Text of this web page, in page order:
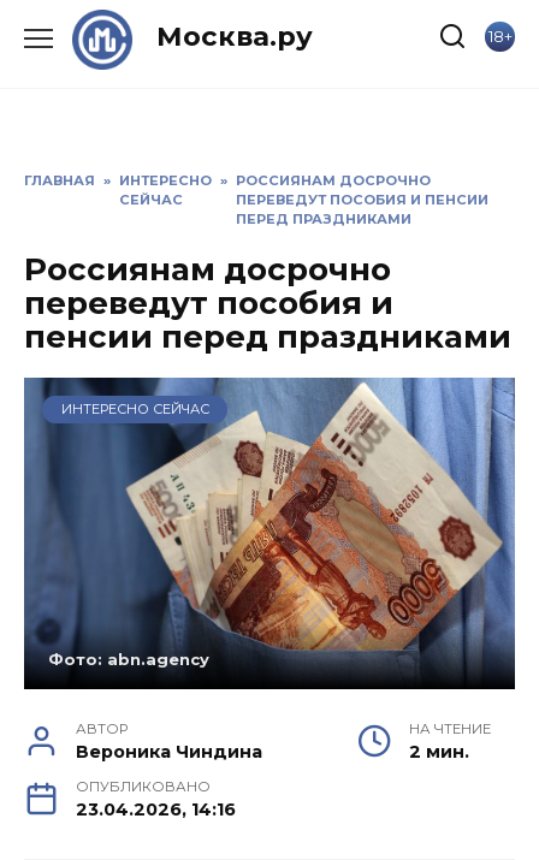
Москва.ру 18+
ГЛАВНАЯ » ИНТЕРЕСНО
СЕЙЧАС
» РОССИЯНАМ ДОСРОЧНО
ПЕРЕВЕДУТ ПОСОБИЯ И ПЕНСИИ
ПЕРЕД ПРАЗДНИКАМИ
Россиянам досрочно
переведут пособия и
пенсии перед праздниками
ИНТЕРЕСНО СЕЙЧАС
Фото: abn.agency
АВТОР
Вероника Чиндина
НА ЧТЕНИЕ
2 мин.
ОПУБЛИКОВАНО
23.04.2026, 14:16